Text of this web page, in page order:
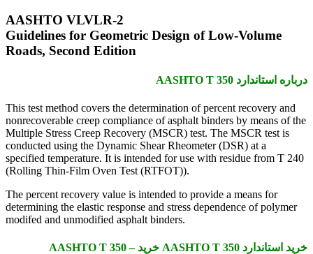
AASHTO VLVLR-2
Guidelines for Geometric Design of Low-Volume
Roads, Second Edition
درباره استاندارد AASHTO T 350
This test method covers the determination of percent recovery and
nonrecoverable creep compliance of asphalt binders by means of the
Multiple Stress Creep Recovery (MSCR) test. The MSCR test is
conducted using the Dynamic Shear Rheometer (DSR) at a
specified temperature. It is intended for use with residue from T 240
(Rolling Thin-Film Oven Test (RTFOT)).
The percent recovery value is intended to provide a means for
determining the elastic response and stress dependence of polymer
modifed and unmodified asphalt binders.
خرید استاندارد AASHTO T 350 خرید AASHTO T 350 –